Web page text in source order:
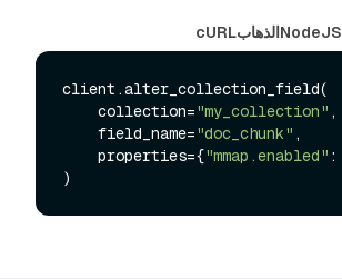
NodeJS الذهابcURL
client.alter_collection_field(
    collection=
"my_collection" ,
    field_name=
"doc_chunk" ,
    properties={
"mmap.enabled" :